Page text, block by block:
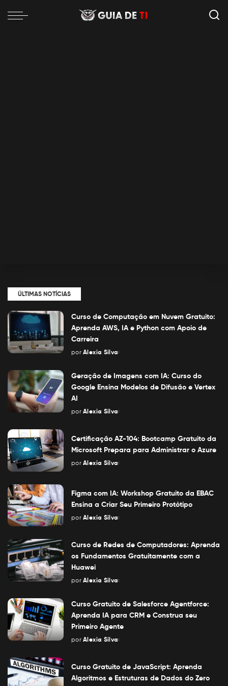
ÚLTIMAS NOTÍCIAS
Curso de Computação em Nuvem Gratuito:
Aprenda AWS, IA e Python com Apoio de
Carreira
Posted
por Alexia Silva
Geração de Imagens com IA: Curso do
Google Ensina Modelos de Difusão e Vertex
AI
Posted
por Alexia Silva
Certificação AZ-104: Bootcamp Gratuito da
Microsoft Prepara para Administrar o Azure
Posted
por Alexia Silva
Figma com IA: Workshop Gratuito da EBAC
Ensina a Criar Seu Primeiro Protótipo
Posted
por Alexia Silva
Curso de Redes de Computadores: Aprenda
os Fundamentos Gratuitamente com a
Huawei
Posted
por Alexia Silva
Curso Gratuito de Salesforce Agentforce:
Aprenda IA para CRM e Construa seu
Primeiro Agente
Posted
por Alexia Silva
Curso Gratuito de JavaScript: Aprenda
Algoritmos e Estruturas de Dados do Zero